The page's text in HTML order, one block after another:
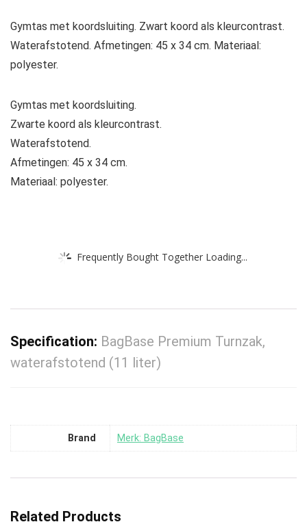
Gymtas met koordsluiting. Zwart koord als kleurcontrast.
Waterafstotend. Afmetingen: 45 x 34 cm. Materiaal:
polyester.
Gymtas met koordsluiting.
Zwarte koord als kleurcontrast.
Waterafstotend.
Afmetingen: 45 x 34 cm.
Materiaal: polyester.
Frequently Bought Together Loading...
Specification: BagBase Premium Turnzak,
waterafstotend (11 liter)
Brand Merk: BagBase
Related Products